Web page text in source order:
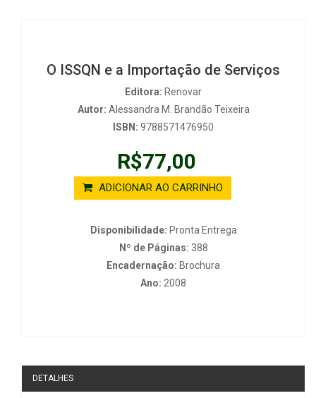
O ISSQN e a Importação de Serviços
Editora: Renovar
Autor: Alessandra M. Brandão Teixeira
ISBN: 9788571476950
R$77,00
ADICIONAR AO CARRINHO
Disponibilidade: Pronta Entrega
Nº de Páginas: 388
Encadernação: Brochura
Ano: 2008
DETALHES